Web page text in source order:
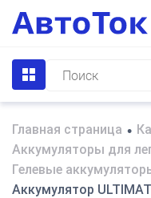
Главная страница •
Аккумуляторы для
Гелевые
Аккумулятор